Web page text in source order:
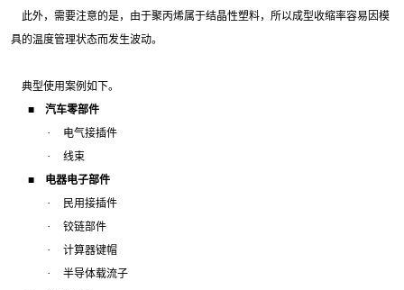
此外，需要注意的是，由于聚丙烯属于结晶性塑料，所以成型收缩率容易因模
具的温度管理状态而发生波动。
典型使用案例如下。
■ 汽车零部件
· 电气接插件
·
线束
■ 电器电子部件
· 民用接插件
· 铰链部件
· 计算器键帽
·
半导体载流子